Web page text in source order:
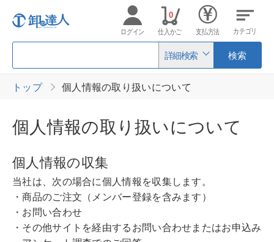
詳細検索 検索
ログイン 仕入かご
0
支払方法 カテゴリ
トップ 個人情報の取り扱いについて
個人情報の取り扱いについて
個人情報の収集
当社は、次の場合に個人情報を収集します。
・商品のご注文（メンバー登録を含みます）
・お問い合わせ
・その他サイトを経由するお問い合わせまたはお申込み